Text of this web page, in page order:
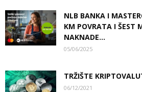
NLB BANKA I
KM POVRATA I ŠEST
NAKNADE...
05/06/2025
TRŽIŠTE
06/12/2021